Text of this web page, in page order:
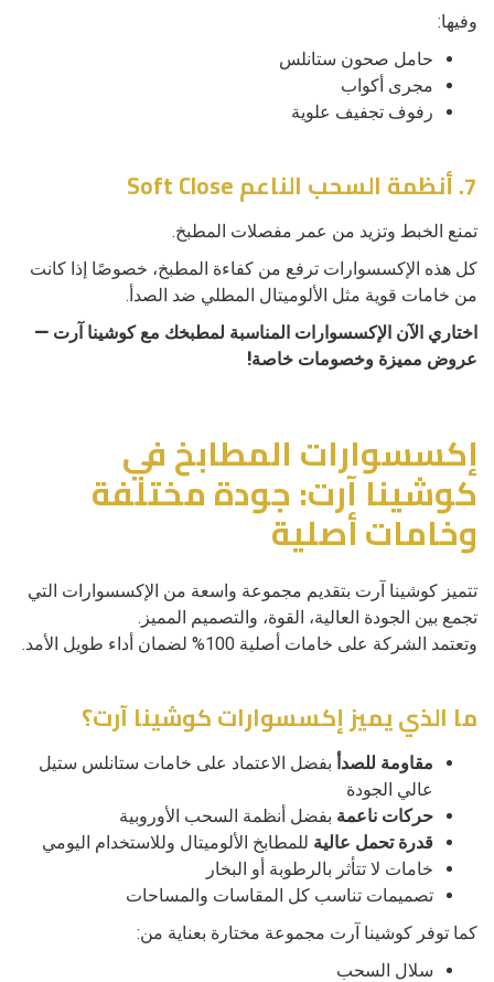
وفيها:
حامل صحون ستانلس
مجرى أكواب
رفوف تجفيف علوية
7. أنظمة السحب الناعم Soft Close
تمنع الخبط وتزيد من عمر مفصلات المطبخ.
كل هذه الإكسسوارات ترفع من كفاءة المطبخ، خصوصًا إذا كانت
من خامات قوية مثل الألوميتال المطلي ضد الصدأ.
اختاري الآن الإكسسوارات المناسبة لمطبخك مع كوشينا آرت —
عروض مميزة وخصومات خاصة!
إكسسوارات المطابخ في
كوشينا آرت: جودة مختلفة
وخامات أصلية
تتميز كوشينا آرت بتقديم مجموعة واسعة من الإكسسوارات التي
تجمع بين الجودة العالية، القوة، والتصميم المميز.
وتعتمد الشركة على خامات أصلية 100% لضمان أداء طويل الأمد.
ما الذي يميز إكسسوارات كوشينا آرت؟
مقاومة للصدأ بفضل الاعتماد على خامات ستانلس ستيل
عالي الجودة
حركات ناعمة بفضل أنظمة السحب الأوروبية
قدرة تحمل عالية للمطابخ الألوميتال وللاستخدام اليومي
خامات لا تتأثر بالرطوبة أو البخار
تصميمات تناسب كل المقاسات والمساحات
كما توفر كوشينا آرت مجموعة مختارة بعناية من:
سلال السحب